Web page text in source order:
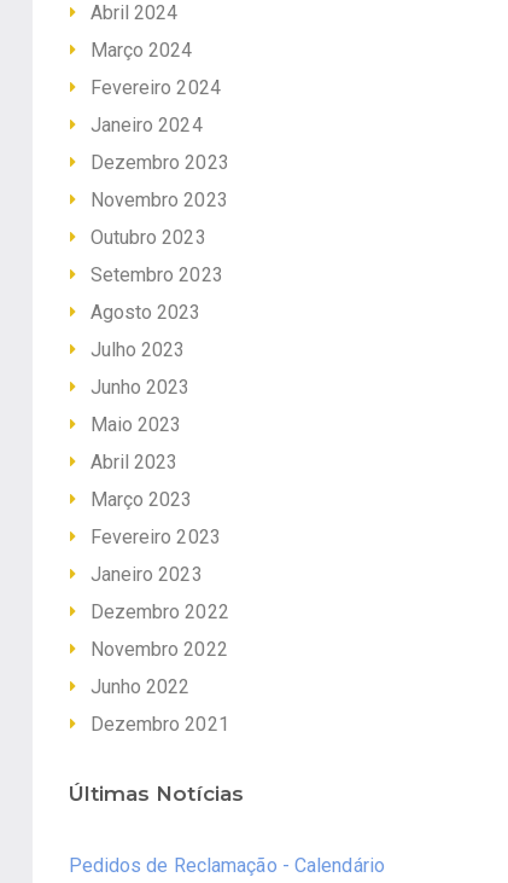
Abril 2024
Março 2024
Fevereiro 2024
Janeiro 2024
Dezembro 2023
Novembro 2023
Outubro 2023
Setembro 2023
Agosto 2023
Julho 2023
Junho 2023
Maio 2023
Abril 2023
Março 2023
Fevereiro 2023
Janeiro 2023
Dezembro 2022
Novembro 2022
Junho 2022
Dezembro 2021
Últimas Notícias
Pedidos de Reclamação - Calendário